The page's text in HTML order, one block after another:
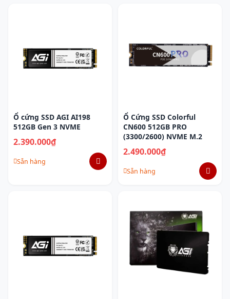
Ổ cứng SSD AGI AI198
512GB Gen 3 NVME
2.390.000₫
Sẵn hàng
Ổ Cứng SSD Colorful
CN600 512GB PRO
(3300/2600) NVME M.2
2.490.000₫
Sẵn hàng